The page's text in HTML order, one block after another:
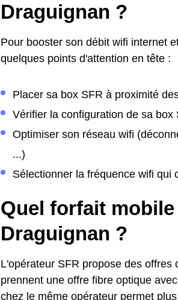
Draguignan ?
Pour booster son débit wifi internet
quelques points d'attention en tête :
Placer sa box SFR à proximité
Vérifier la configuration de sa box
Optimiser son réseau wifi
...)
Sélectionner la fréquence wifi qui
Quel forfait
Draguignan ?
L'opérateur SFR propose des
prennent une offre fibre optique
chez le même opérateur permet